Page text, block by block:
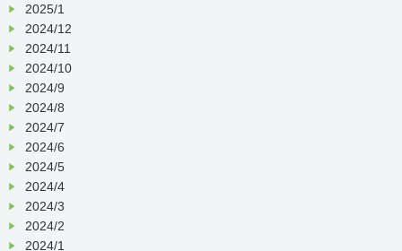
2025/1
2024/12
2024/11
2024/10
2024/9
2024/8
2024/7
2024/6
2024/5
2024/4
2024/3
2024/2
2024/1